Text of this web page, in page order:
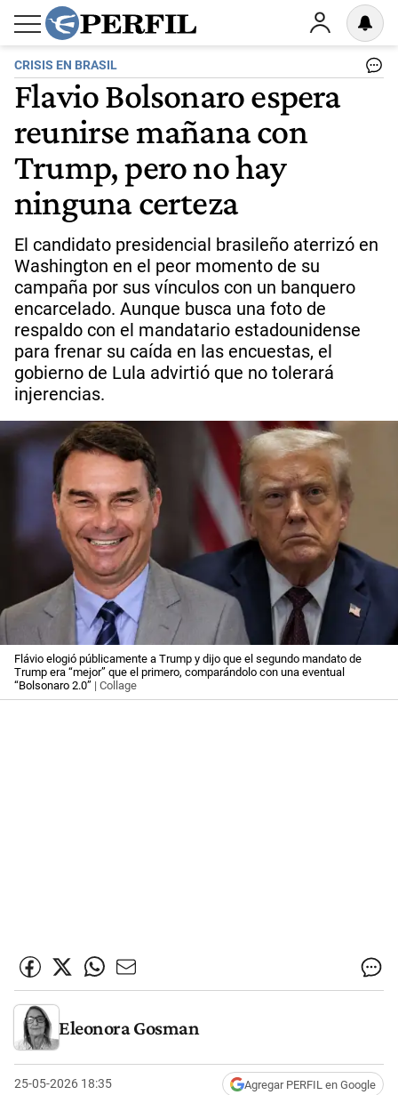
CRISIS EN BRASIL
Flavio Bolsonaro espera
reunirse mañana con
Trump, pero no hay
ninguna certeza
El candidato presidencial brasileño aterrizó en
Washington en el peor momento de su
campaña por sus vínculos con un banquero
encarcelado. Aunque busca una foto de
respaldo con el mandatario estadounidense
para frenar su caída en las encuestas, el
gobierno de Lula advirtió que no tolerará
injerencias.
Flávio elogió públicamente a Trump y dijo que el segundo mandato de
Trump era “mejor” que el primero, comparándolo con una eventual
“Bolsonaro 2.0” | Collage
Eleonora Gosman
25-05-2026 18:35 Agregar PERFIL en Google